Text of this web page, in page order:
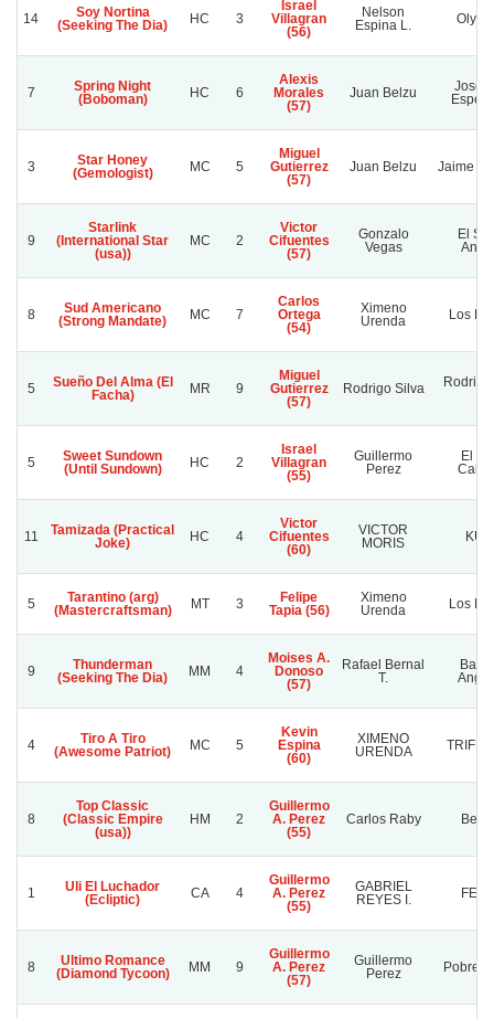
14
Soy Nortina
(Seeking The Dia)
HC 3
Israel
Villagran
(56)
Nelson
Espina L.
Oly
7
Spring Night
(Boboman)
HC 6
Alexis
Morales
(57)
Juan Belzu
3
Star Honey
(Gemologist)
MC 5
Miguel
Gutierrez
(57)
Juan Belzu Jaime
9
Starlink
(International Star
(usa))
MC 2
Victor
Cifuentes
(57)
Gonzalo
Vegas
El
8
Sud Americano
(Strong Mandate)
MC 7
Carlos
Ortega
(54)
Ximeno
Urenda
Los
5
Sueño Del Alma (El
Facha)
MR 9
Miguel
Gutierrez
(57)
Rodrigo Silva
5
Sweet Sundown
(Until Sundown)
HC 2
Israel
Villagran
(55)
Guillermo
Perez
El
11
Tamizada (Practical
Joke)
HC 4
Victor
Cifuentes
(60)
VICTOR
MORIS
5
Tarantino (arg)
(Mastercraftsman)
MT 3
Felipe
Tapia (56)
Ximeno
Urenda
Los
9
Thunderman
(Seeking The Dia)
MM 4
Moises A.
Donoso
(57)
Rafael Bernal
T.
4
Tiro A Tiro
(Awesome Patriot)
MC 5
Kevin
Espina
(60)
XIMENO
URENDA
8
Top Classic
(Classic Empire
(usa))
HM 2
Guillermo
A. Perez
(55)
Carlos Raby
1
Uli El Luchador
(Ecliptic)
CA 4
Guillermo
A. Perez
(55)
GABRIEL
REYES I.
8
Ultimo Romance
(Diamond Tycoon)
MM 9
Guillermo
A. Perez
(57)
Guillermo
Perez
Pobre